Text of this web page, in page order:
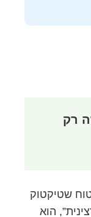
רק
שטיקטוק
הוא